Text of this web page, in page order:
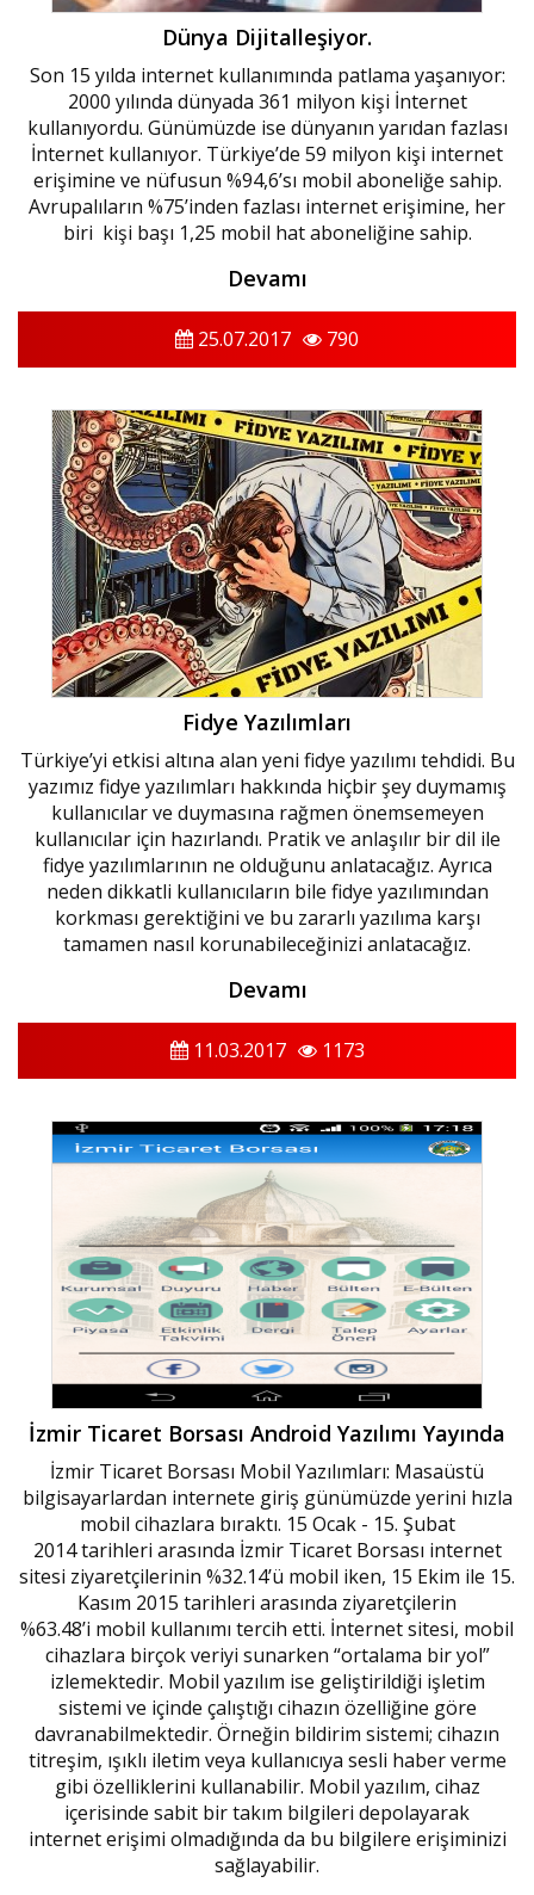
Dünya Dijitalleşiyor.
Son 15 yılda internet kullanımında patlama yaşanıyor:
2000 yılında dünyada 361 milyon kişi İnternet
kullanıyordu. Günümüzde ise dünyanın yarıdan fazlası
İnternet kullanıyor. Türkiye’de 59 milyon kişi internet
erişimine ve nüfusun %94,6’sı mobil aboneliğe sahip.
Avrupalıların %75’inden fazlası internet erişimine, her
biri kişi başı 1,25 mobil hat aboneliğine sahip.
Devamı
25.07.2017 790
Fidye Yazılımları
Türkiye’yi etkisi altına alan yeni fidye yazılımı tehdidi. Bu
yazımız fidye yazılımları hakkında hiçbir şey duymamış
kullanıcılar ve duymasına rağmen önemsemeyen
kullanıcılar için hazırlandı. Pratik ve anlaşılır bir dil ile
fidye yazılımlarının ne olduğunu anlatacağız. Ayrıca
neden dikkatli kullanıcıların bile fidye yazılımından
korkması gerektiğini ve bu zararlı yazılıma karşı
tamamen nasıl korunabileceğinizi anlatacağız.
Devamı
11.03.2017 1173
İzmir Ticaret Borsası Android Yazılımı Yayında
İzmir Ticaret Borsası Mobil Yazılımları: Masaüstü
bilgisayarlardan internete giriş günümüzde yerini hızla
mobil cihazlara bıraktı. 15 Ocak - 15. Şubat
2014 tarihleri arasında İzmir Ticaret Borsası internet
sitesi ziyaretçilerinin %32.14’ü mobil iken, 15 Ekim ile 15.
Kasım 2015 tarihleri arasında ziyaretçilerin
%63.48’i mobil kullanımı tercih etti. İnternet sitesi, mobil
cihazlara birçok veriyi sunarken “ortalama bir yol”
izlemektedir. Mobil yazılım ise geliştirildiği işletim
sistemi ve içinde çalıştığı cihazın özelliğine göre
davranabilmektedir. Örneğin bildirim sistemi; cihazın
titreşim, ışıklı iletim veya kullanıcıya sesli haber verme
gibi özelliklerini kullanabilir. Mobil yazılım, cihaz
içerisinde sabit bir takım bilgileri depolayarak
internet erişimi olmadığında da bu bilgilere erişiminizi
sağlayabilir.